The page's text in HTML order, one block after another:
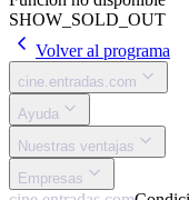
SHOW_SOLD_OUT
Volver al programa
cine.entradas.com
Ayuda
Nuestras ventajas
Empresas